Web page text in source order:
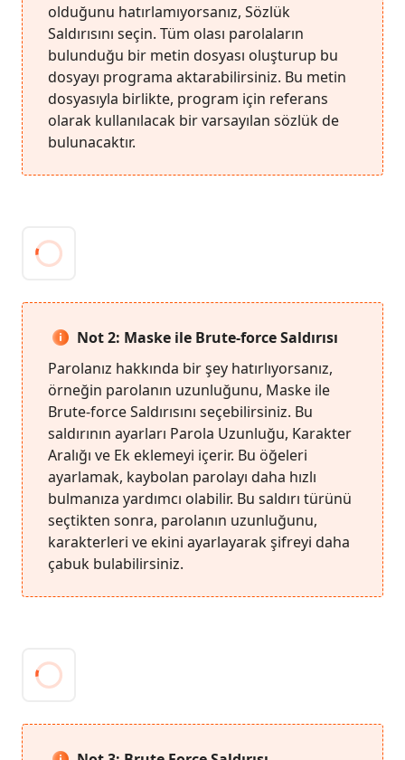
olduğunu hatırlamıyorsanız, Sözlük
Saldırısını seçin. Tüm olası parolaların
bulunduğu bir metin dosyası oluşturup bu
dosyayı programa aktarabilirsiniz. Bu metin
dosyasıyla birlikte, program için referans
olarak kullanılacak bir varsayılan sözlük de
bulunacaktır.
Not 2: Maske ile Brute-force Saldırısı
Parolanız hakkında bir şey hatırlıyorsanız,
örneğin parolanın uzunluğunu, Maske ile
Brute-force Saldırısını seçebilirsiniz. Bu
saldırının ayarları Parola Uzunluğu, Karakter
Aralığı ve Ek eklemeyi içerir. Bu öğeleri
ayarlamak, kaybolan parolayı daha hızlı
bulmanıza yardımcı olabilir. Bu saldırı türünü
seçtikten sonra, parolanın uzunluğunu,
karakterleri ve ekini ayarlayarak şifreyi daha
çabuk bulabilirsiniz.